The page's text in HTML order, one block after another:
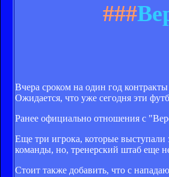
###
Вчера сроком на один год
Ожидается, что уже сегодня эти
Ранее официально отношения с
Еще три игрока, которые выступали
команды, но, тренерский штаб еще
Стоит также добавить, что с